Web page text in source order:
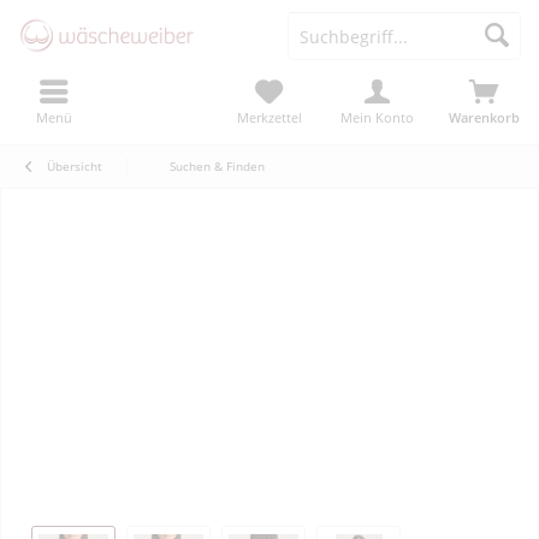
Menü Warenkorb
Merkzettel Mein Konto
Übersicht Suchen & Finden